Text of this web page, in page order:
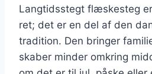
Langtidsstegt flæskesteg
ret; det er en del af den
tradition. Den bringer
skaber minder omkring